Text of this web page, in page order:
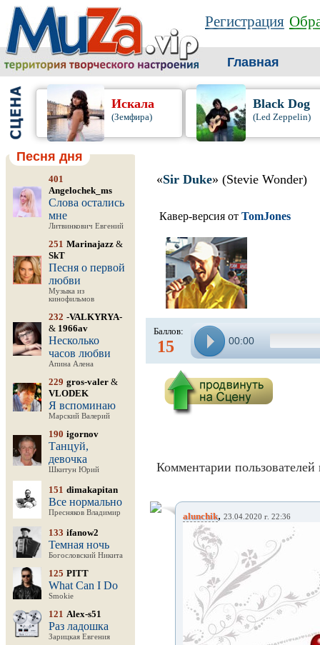
Регистрация
Главная
Искала
(Земфира)
Black Dog
(Led Zeppelin)
Песня дня
401
Angelochek_ms
Слова остались
мне
Литвинкович Евгений
251 Marinajazz &
SkT
Песня о первой
любви
Музыка из
кинофильмов
232 -VALKYRYA-
& 1966av
Несколько
часов любви
Апина Алена
229 gros-valer &
VLODEK
Я вспоминаю
Марский Валерий
190 igornov
Танцуй,
девочка
Шкитун Юрий
151 dimakapitan
Все нормально
Пресняков Владимир
133 ifanow2
Темная ночь
Богословский Никита
125 PITT
What Can I Do
Smokie
121 Alex-s51
Раз ладошка
Зарицкая Евгения
«Sir Duke» (Stevie Wonder)
Кавер-версия от TomJones
Баллов:
15 00:00
Комментарии пользователей
alunchik, 23.04.2020 г. 22:36